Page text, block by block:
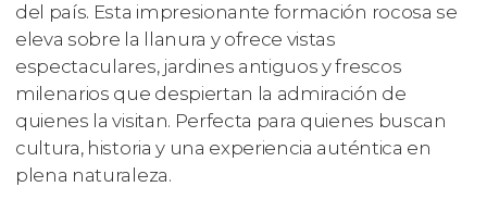
del país. Esta impresionante formación rocosa se
eleva sobre la llanura y ofrece vistas
espectaculares, jardines antiguos y frescos
milenarios que despiertan la admiración de
quienes la visitan. Perfecta para quienes buscan
cultura, historia y una experiencia auténtica en
plena naturaleza.